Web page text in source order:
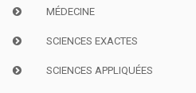
MÉDECINE
SCIENCES EXACTES
SCIENCES APPLIQUÉES